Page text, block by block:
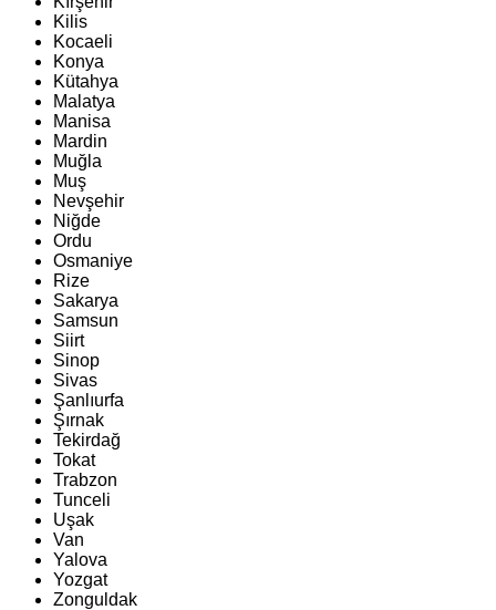
Kilis
Kocaeli
Konya
Kütahya
Malatya
Manisa
Mardin
Muğla
Muş
Nevşehir
Niğde
Ordu
Osmaniye
Rize
Sakarya
Samsun
Siirt
Sinop
Sivas
Şanlıurfa
Şırnak
Tekirdağ
Tokat
Trabzon
Tunceli
Uşak
Van
Yalova
Yozgat
Zonguldak